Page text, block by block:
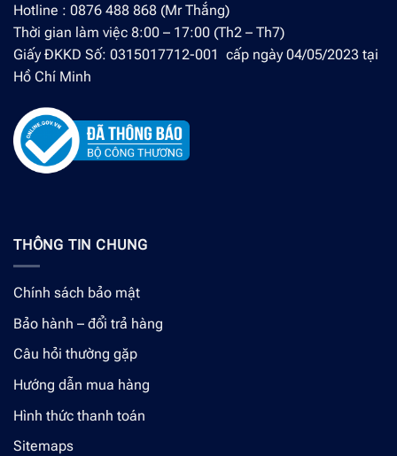
Hotline : 0876 488 868 (Mr Thắng)
Thời gian làm việc 8:00 – 17:00 (Th2 – Th7)
Giấy ĐKKD Số: 0315017712-001 cấp ngày 04/05/2023 tại
Hồ Chí Minh
THÔNG TIN CHUNG
Chính sách bảo mật
Bảo hành – đổi trả hàng
Câu hỏi thường gặp
Hướng dẫn mua hàng
Hình thức thanh toán
Sitemaps